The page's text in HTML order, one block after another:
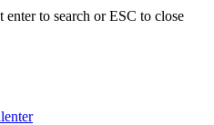
enter to search or ESC to close